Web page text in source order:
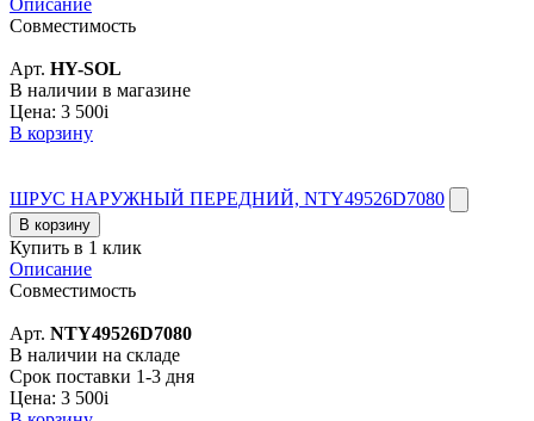
Совместимость
Арт. HY-SOL
В наличии в магазине
Цена: 3 500i
В корзину
ШРУС НАРУЖНЫЙ ПЕРЕДНИЙ, NTY49526D7080
В корзину
Купить в 1 клик
Описание
Совместимость
Арт. NTY49526D7080
В наличии на складе
Срок поставки 1-3 дня
Цена: 3 500i